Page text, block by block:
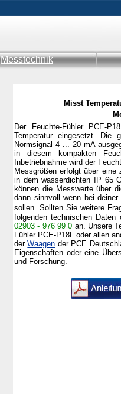
Messtechnik
Misst
Der Feuchte-Fühler PCE-
Temperatur eingesetzt. Die
Normsignal 4 ... 20 mA
in diesem kompakten
Inbetriebnahme wird der
Messgrößen erfolgt über eine
in dem wasserdichten IP 65
können die Messwerte über
dann sinnvoll wenn bei
sollen. Sollten Sie weitere
folgenden technischen Daten
02903 - 976 99 0 an. Unsere
Fühler PCE-P18L oder allen
derWaagen der PCE
Eigenschaften oder eine
und Forschung.